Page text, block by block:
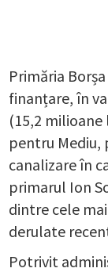
Primăria
finanțare, în
(15,2
pentru Mediu,
canalizare în
primarul Ion
dintre cele
derulate
Potrivit